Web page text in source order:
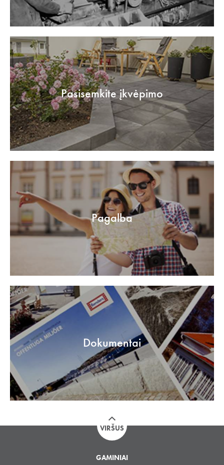
Pasisemkite įkvėpimo
Pagalba
Dokumentai
VIRŠUS
GAMINIAI